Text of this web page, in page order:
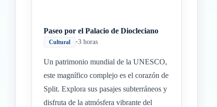
Paseo por el Palacio de Diocleciano
Cultural •3 horas
Un patrimonio mundial de la UNESCO,
este magnífico complejo es el corazón de
Split. Explora sus pasajes subterráneos y
disfruta de la atmósfera vibrante del